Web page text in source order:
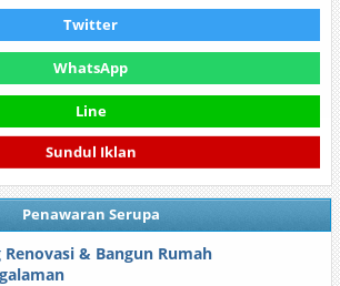
Twitter
WhatsApp
Line
Sundul Iklan
Penawaran Serupa
Renovasi & Bangun Rumah